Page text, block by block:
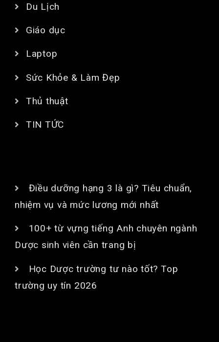
Du Lịch
Giáo dục
Laptop
Sức Khỏe & Làm Đẹp
Thủ thuật
TIN TỨC
Điều dưỡng hạng 3 là gì? Tiêu chuẩn,
nhiệm vụ và mức lương mới nhất
100+ từ vựng tiếng Anh chuyên ngành
Dược sinh viên cần trang bị
Học Dược trường tư nào tốt? Top
trường uy tín 2026